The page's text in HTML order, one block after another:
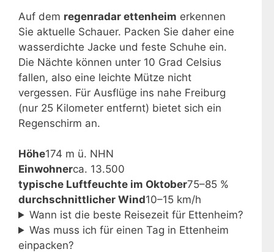
Auf dem regenradar ettenheim erkennen
Sie aktuelle Schauer. Packen Sie daher eine
wasserdichte Jacke und feste Schuhe ein.
Die Nächte können unter 10 Grad Celsius
fallen, also eine leichte Mütze nicht
vergessen. Für Ausflüge ins nahe Freiburg
(nur 25 Kilometer entfernt) bietet sich ein
Regenschirm an.
Höhe174 m ü. NHN
Einwohnerca. 13.500
typische Luftfeuchte im Oktober75–85 %
durchschnittlicher Wind10–15 km/h
Wann ist die beste Reisezeit für Ettenheim?
Was muss ich für einen Tag in Ettenheim
einpacken?